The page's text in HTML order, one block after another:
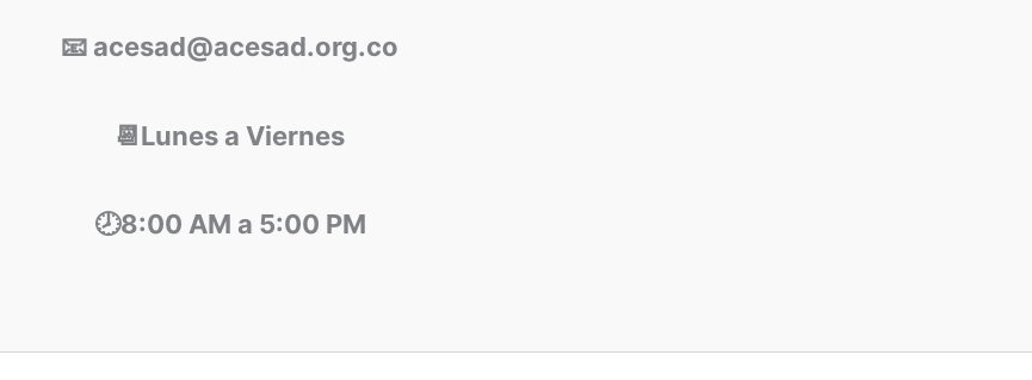
📧 acesad@acesad.org.co
📆Lunes a Viernes
🕗8:00 AM a 5:00 PM